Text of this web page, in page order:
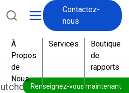
Contactez-
nous
À
Propos
de
Nous
Services
Boutique
de
rapports
Renseignez-vous maintenant